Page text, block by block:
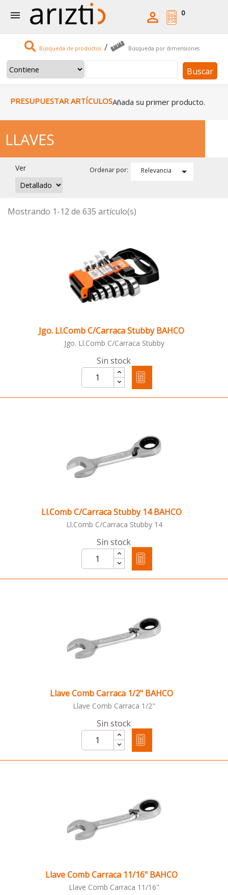
 
Búsqueda de productos / Búsqueda por dimensiones
Buscar
0
PRESUPUESTAR ARTÍCULOSAñada su primer producto.
LLAVES
Ver Ordenar por: Relevancia 
Mostrando 1-12 de 635 artículo(s)
Jgo. Ll.Comb C/Carraca Stubby BAHCO
Jgo. Ll.Comb C/Carraca Stubby
Sin stock
Ll.Comb C/Carraca Stubby 14 BAHCO
Ll.Comb C/Carraca Stubby 14
Sin stock
Llave Comb Carraca 1/2" BAHCO
Llave Comb Carraca 1/2"
Sin stock
Llave Comb Carraca 11/16" BAHCO
Llave Comb Carraca 11/16"